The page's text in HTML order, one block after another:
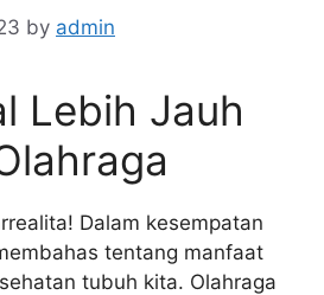
by admin
Lebih Jauh
Dalam kesempatan
tentang manfaat
tubuh kita. Olahraga